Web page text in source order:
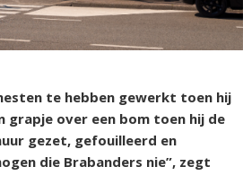
te hebben gewerkt toen hij
grapje over een bom toen hij de
gezet, gefouilleerd en
die Brabanders nie”, zegt